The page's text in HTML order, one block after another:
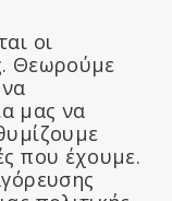
οι
Θεωρούμε
μας να
που έχουμε.